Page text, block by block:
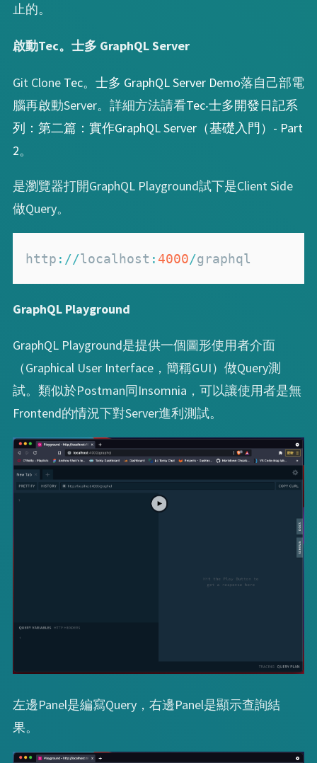
止的。
啟動Tec。士多 GraphQL Server
Git Clone Tec。士多 GraphQL Server Demo落自己部電
腦再啟動Server。詳細方法請看Tec‧士多開發日記系
列：第二篇：實作GraphQL Server（基礎入門）- Part
2。
是瀏覽器打開GraphQL Playground試下是Client Side
做Query。
http : //localhost : 4000/graphql
GraphQL Playground
GraphQL Playground是提供一個圖形使用者介面
（Graphical User Interface，簡稱GUI）做Query測
試。類似於Postman同Insomnia，可以讓使用者是無
Frontend的情況下對Server進利測試。
左邊Panel是編寫Query，右邊Panel是顯示查詢結
果。